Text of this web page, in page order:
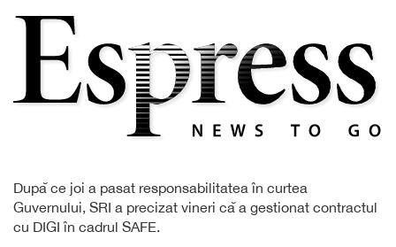
După ce joi a pasat responsabilitatea în curtea
Guvernului, SRI a precizat vineri că a gestionat contractul
cu DIGI în cadrul SAFE.